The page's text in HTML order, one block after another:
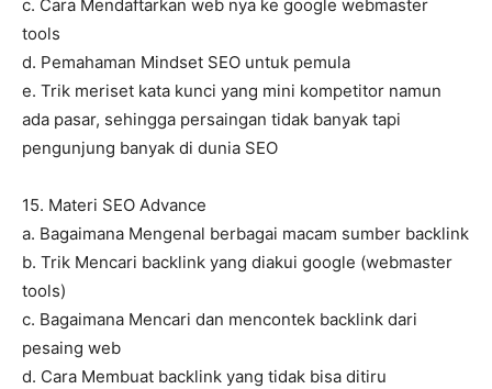
c. Cara Mendaftarkan web nya ke google webmaster
tools
d. Pemahaman Mindset SEO untuk pemula
e. Trik meriset kata kunci yang mini kompetitor namun
ada pasar, sehingga persaingan tidak banyak tapi
pengunjung banyak di dunia SEO
15. Materi SEO Advance
a. Bagaimana Mengenal berbagai macam sumber backlink
b. Trik Mencari backlink yang diakui google (webmaster
tools)
c. Bagaimana Mencari dan mencontek backlink dari
pesaing web
d. Cara Membuat backlink yang tidak bisa ditiru